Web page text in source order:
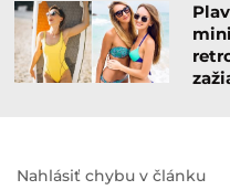
Nahlásiť chybu v článku